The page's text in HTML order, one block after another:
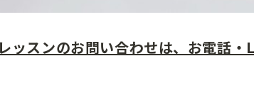
ッスンのお問い合わせは、お電話